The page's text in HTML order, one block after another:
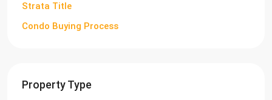
Strata Title
Condo Buying Process
Property Type